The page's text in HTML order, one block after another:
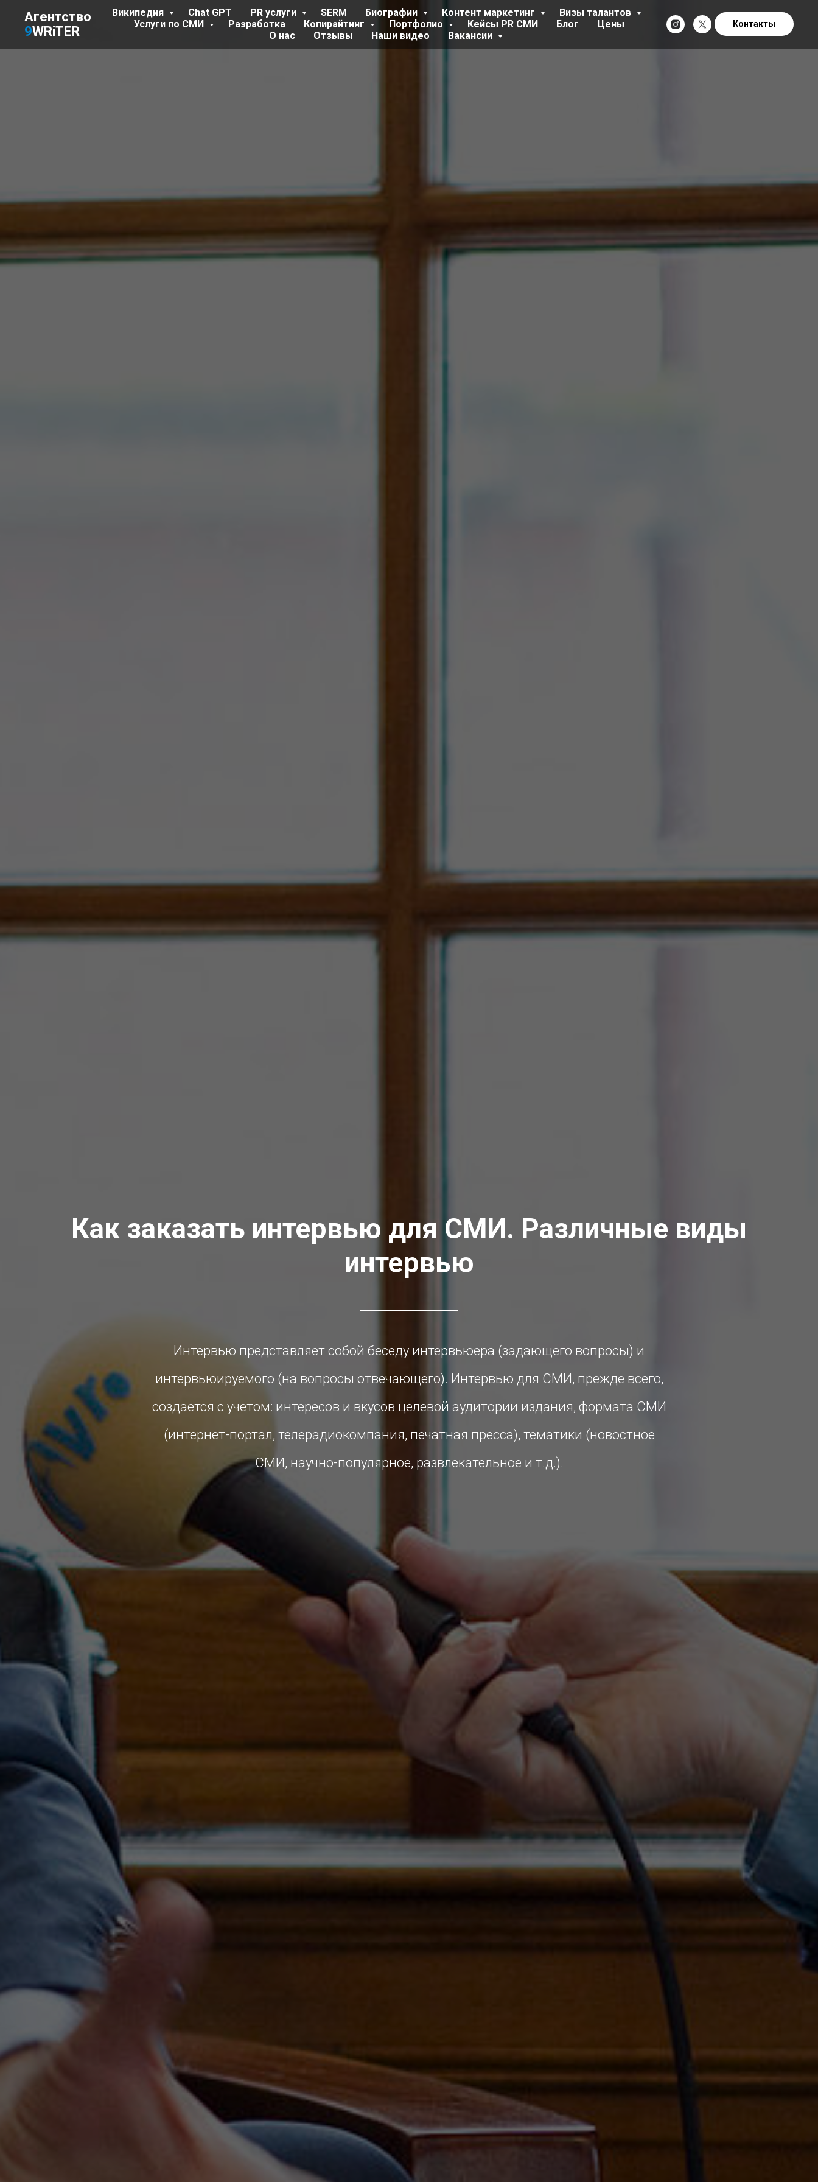
Агентство
9WRiTER
Википедия Chat GPT PR услуги SERM Биографии Контент маркетинг
Визы талантов
Услуги по СМИ
Разработка Копирайтинг Портфолио Кейсы PR СМИ Блог
Цены
О нас
Отзывы Наши видео Вакансии
Контакты
Как заказать интервью для СМИ. Различные виды
интервью
Интервью представляет собой беседу интервьюера (задающего вопросы) и
интервьюируемого (на вопросы отвечающего). Интервью для СМИ, прежде всего,
создается с учетом: интересов и вкусов целевой аудитории издания, формата СМИ
(интернет-портал, телерадиокомпания, печатная пресса), тематики (новостное
СМИ, научно-популярное, развлекательное и т.д.).